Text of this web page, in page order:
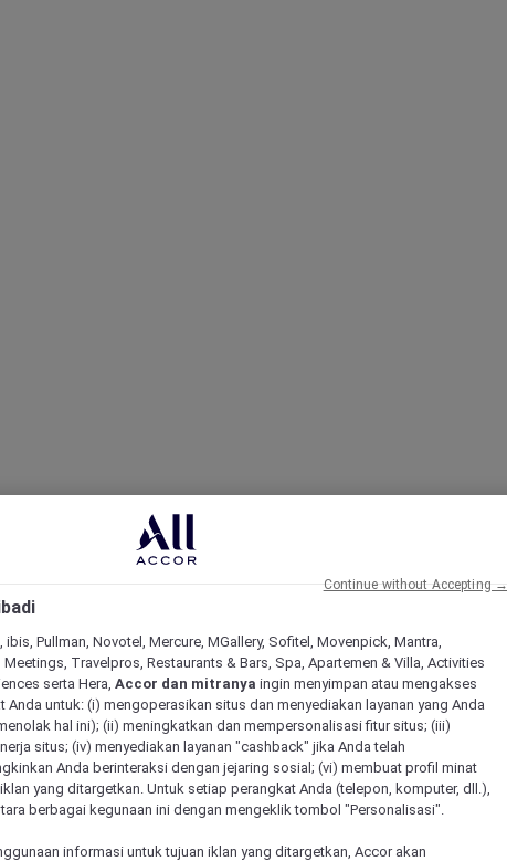
ibis, Pullman, Novotel, Mercure, MGallery, Sofitel, Movenpick, Mantra,
Travelpros, Restaurants & Bars, Spa, Apartemen & Villa, Activities
serta Hera, Accor dan mitranya ingin menyimpan atau mengakses
untuk: (i) mengoperasikan situs dan menyediakan layanan yang Anda
hal ini); (ii) meningkatkan dan mempersonalisasi fitur situs; (iii)
situs; (iv) menyediakan layanan "cashback" jika Anda telah
Anda berinteraksi dengan jejaring sosial; (vi) membuat profil minat
yang ditargetkan. Untuk setiap perangkat Anda (telepon, komputer, dll.),
berbagai kegunaan ini dengan mengeklik tombol "Personalisasi".
informasi untuk tujuan iklan yang ditargetkan, Accor akan
Continue without Accepting →